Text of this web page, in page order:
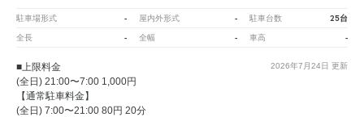
駐車場形式 - 屋内外形式 - 駐車台数 25台
全長 - 全幅 - 車高 -
2026年7月24日 更新
■上限料金
(全日) 21:00〜7:00 1,000円
【通常駐車料金】
(全日) 7:00〜21:00 80円 20分